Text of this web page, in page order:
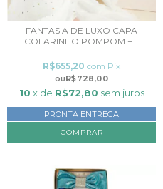
FANTASIA DE LUXO CAPA
COLARINHO POMPOM +...
R$728,00
R$655,20 com Pix
10 x de R$72,80 sem juros
PRONTA ENTREGA